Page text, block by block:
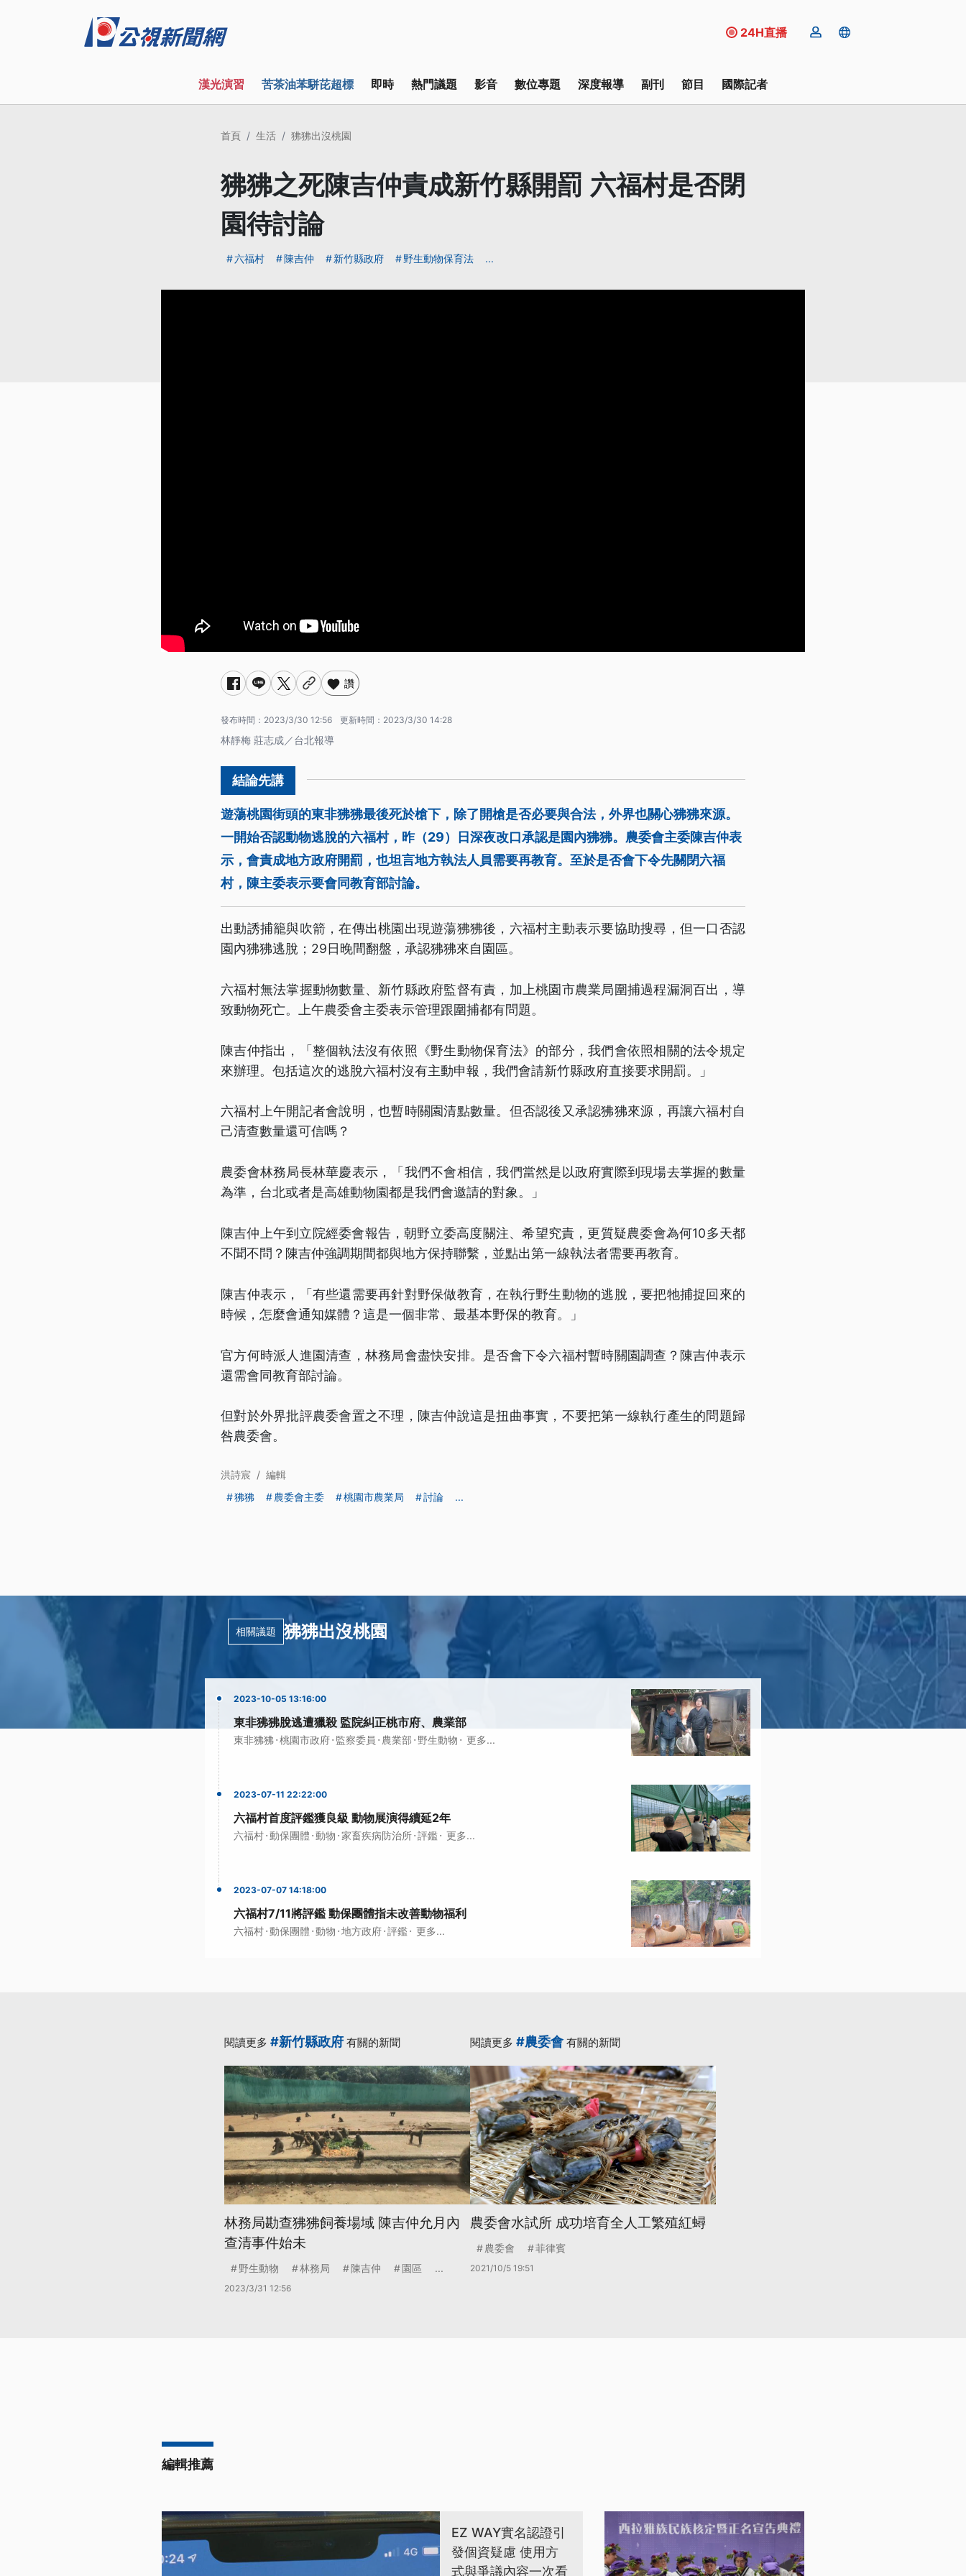
24H直播
漢光演習 苦茶油苯駢芘超標 即時 熱門議題 影音 數位專題 深度報導 副刊 節目 國際記者
首頁 生活 狒狒出沒桃園
狒狒之死陳吉仲責成新竹縣開罰 六福村是否閉
園待討論
六福村 陳吉仲 新竹縣政府 野生動物保育法 ...
讚
發布時間： 2023/3/30 12:56 更新時間： 2023/3/30 14:28
林靜梅 莊志成／台北報導
遊蕩桃園街頭的東非狒狒最後死於槍下，除了開槍是否必要與合法，外界也關心狒狒來源。
一開始否認動物逃脫的六福村，昨（29）日深夜改口承認是園內狒狒。農委會主委陳吉仲表
示，會責成地方政府開罰，也坦言地方執法人員需要再教育。至於是否會下令先關閉六福
村，陳主委表示要會同教育部討論。
出動誘捕籠與吹箭，在傳出桃園出現遊蕩狒狒後，六福村主動表示要協助搜尋，但一口否認
園內狒狒逃脫；29日晚間翻盤，承認狒狒來自園區。
六福村無法掌握動物數量、新竹縣政府監督有責，加上桃園市農業局圍捕過程漏洞百出，導
致動物死亡。上午農委會主委表示管理跟圍捕都有問題。
陳吉仲指出，「整個執法沒有依照《野生動物保育法》的部分，我們會依照相關的法令規定
來辦理。包括這次的逃脫六福村沒有主動申報，我們會請新竹縣政府直接要求開罰。」
六福村上午開記者會說明，也暫時關園清點數量。但否認後又承認狒狒來源，再讓六福村自
己清查數量還可信嗎？
農委會林務局長林華慶表示，「我們不會相信，我們當然是以政府實際到現場去掌握的數量
為準，台北或者是高雄動物園都是我們會邀請的對象。」
陳吉仲上午到立院經委會報告，朝野立委高度關注、希望究責，更質疑農委會為何10多天都
不聞不問？陳吉仲強調期間都與地方保持聯繫，並點出第一線執法者需要再教育。
陳吉仲表示，「有些還需要再針對野保做教育，在執行野生動物的逃脫，要把牠捕捉回來的
時候，怎麼會通知媒體？這是一個非常、最基本野保的教育。」
官方何時派人進園清查，林務局會盡快安排。是否會下令六福村暫時關園調查？陳吉仲表示
還需會同教育部討論。
但對於外界批評農委會置之不理，陳吉仲說這是扭曲事實，不要把第一線執行產生的問題歸
咎農委會。
洪詩宸 / 編輯
狒狒
農委會主委 桃園市農業局 討論 ...
相關議題 狒狒出沒桃園
2023-10-05 13:16:00
東非狒狒脫逃遭獵殺 監院糾正桃市府、農業部
東非狒狒·桃園市政府· 監察委員 · 農業部 · 野生動物 · 更多...
2023-07-11 22:22:00
六福村首度評鑑獲良級 動物展演得續延2年
六福村·動保團體 ·動物 ·家畜疾病防治所·評鑑· 更多...
2023-07-07 14:18:00
六福村7/11將評鑑 動保團體指未改善動物福利
六福村·動保團體 ·動物 ·地方政府·評鑑· 更多...
閱讀更多 #新竹縣政府 有關的新聞
林務局勘查狒狒飼養場域 陳吉仲允月內
查清事件始未
野生動物 林務局 陳吉仲 園區 ...
2023/3/31 12:56
閱讀更多 #農委會 有關的新聞
農委會水試所 成功培育全人工繁殖紅蟳
農委會 菲律賓
2021/10/5 19:51
編輯推薦
EZ WAY實名認證引
發個資疑慮 使用方
式與爭議內容一次看